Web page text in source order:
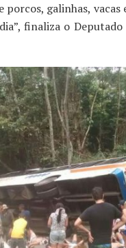
galinhas,
finaliza o